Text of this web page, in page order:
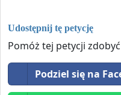
Udostępnij tę petycję
Pomóż tej petycji
Podziel się na